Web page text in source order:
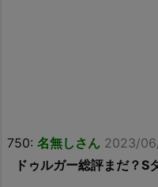
750: 名無しさん 2023/
ドゥルガー総評まだ？S